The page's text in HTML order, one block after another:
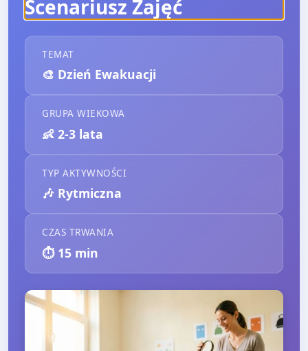
Scenariusz Zajęć
TEMAT
🎨 Dzień Ewakuacji
GRUPA WIEKOWA
👶 2-3 lata
TYP AKTYWNOŚCI
🎶 Rytmiczna
CZAS TRWANIA
⏱️ 15 min